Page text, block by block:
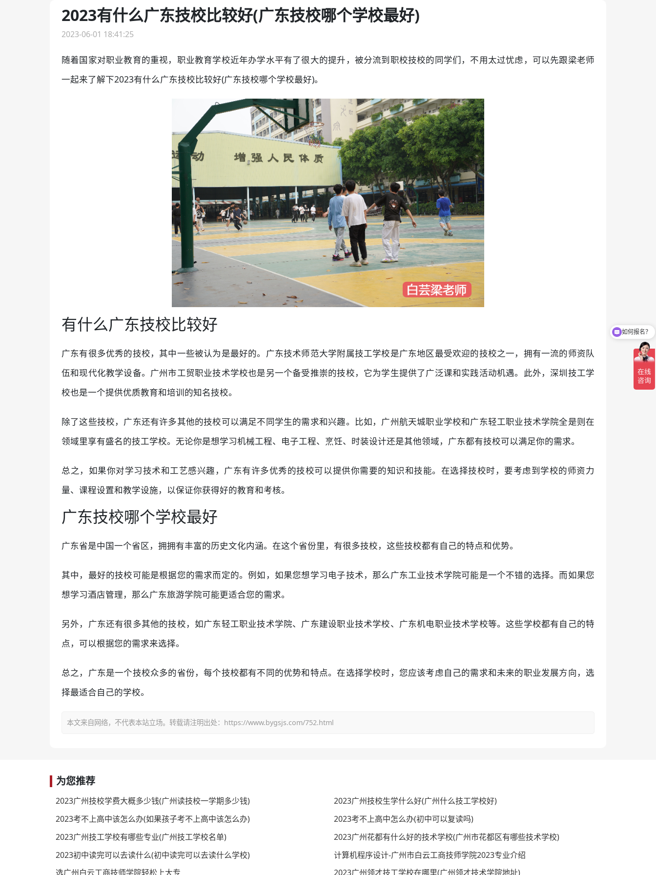
2023有什么广东技校比较好(广东技校哪个学校最好)
2023-06-01 18:41:25
随着国家对职业教育的重视，职业教育学校近年办学水平有了很大的提升，被分流到职校技校的同学们，不用太过忧虑，可以先跟梁老师
一起来了解下2023有什么广东技校比较好(广东技校哪个学校最好)。
有什么广东技校比较好
广东有很多优秀的技校，其中一些被认为是最好的。广东技术师范大学附属技工学校是广东地区最受欢迎的技校之一，拥有一流的师资队
伍和现代化教学设备。广州市工贸职业技术学校也是另一个备受推崇的技校，它为学生提供了广泛课和实践活动机遇。此外，深圳技工学
校也是一个提供优质教育和培训的知名技校。
除了这些技校，广东还有许多其他的技校可以满足不同学生的需求和兴趣。比如，广州航天城职业学校和广东轻工职业技术学院全是则在
领域里享有盛名的技工学校。无论你是想学习机械工程、电子工程、烹饪、时装设计还是其他领域，广东都有技校可以满足你的需求。
总之，如果你对学习技术和工艺感兴趣，广东有许多优秀的技校可以提供你需要的知识和技能。在选择技校时，要考虑到学校的师资力
量、课程设置和教学设施，以保证你获得好的教育和考核。
广东技校哪个学校最好
广东省是中国一个省区，拥拥有丰富的历史文化内涵。在这个省份里，有很多技校，这些技校都有自己的特点和优势。
其中，最好的技校可能是根据您的需求而定的。例如，如果您想学习电子技术，那么广东工业技术学院可能是一个不错的选择。而如果您
想学习酒店管理，那么广东旅游学院可能更适合您的需求。
另外，广东还有很多其他的技校，如广东轻工职业技术学院、广东建设职业技术学校、广东机电职业技术学校等。这些学校都有自己的特
点，可以根据您的需求来选择。
总之，广东是一个技校众多的省份，每个技校都有不同的优势和特点。在选择学校时，您应该考虑自己的需求和未来的职业发展方向，选
择最适合自己的学校。
本文来自网络，不代表本站立场。转载请注明出处：https://www.bygsjs.com/752.html
为您推荐
2023广州技校学费大概多少钱(广州读技校一学期多少钱)
2023广州技校生学什么好(广州什么技工学校好)
2023考不上高中该怎么办(如果孩子考不上高中该怎么办)
2023考不上高中怎么办(初中可以复读吗)
2023广州技工学校有哪些专业(广州技工学校名单)
2023广州花都有什么好的技术学校(广州市花都区有哪些技术学校)
2023初中读完可以去读什么(初中读完可以去读什么学校)
计算机程序设计-广州市白云工商技师学院2023专业介绍
选广州白云工商技师学院轻松上大专
2023广州领才技工学校在哪里(广州领才技术学院地址)
如何报名？